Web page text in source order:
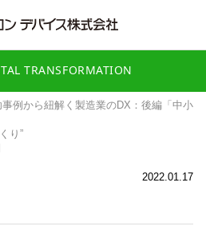
TRANSFORMATION
事例から紐解く製造業のDX：後編「中小
り”
2022.01.17